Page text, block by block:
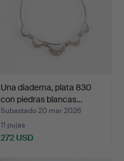
Una diadema, plata 830
con piedras blancas…
Subastado 20 mar 2026
11 pujas
272 USD